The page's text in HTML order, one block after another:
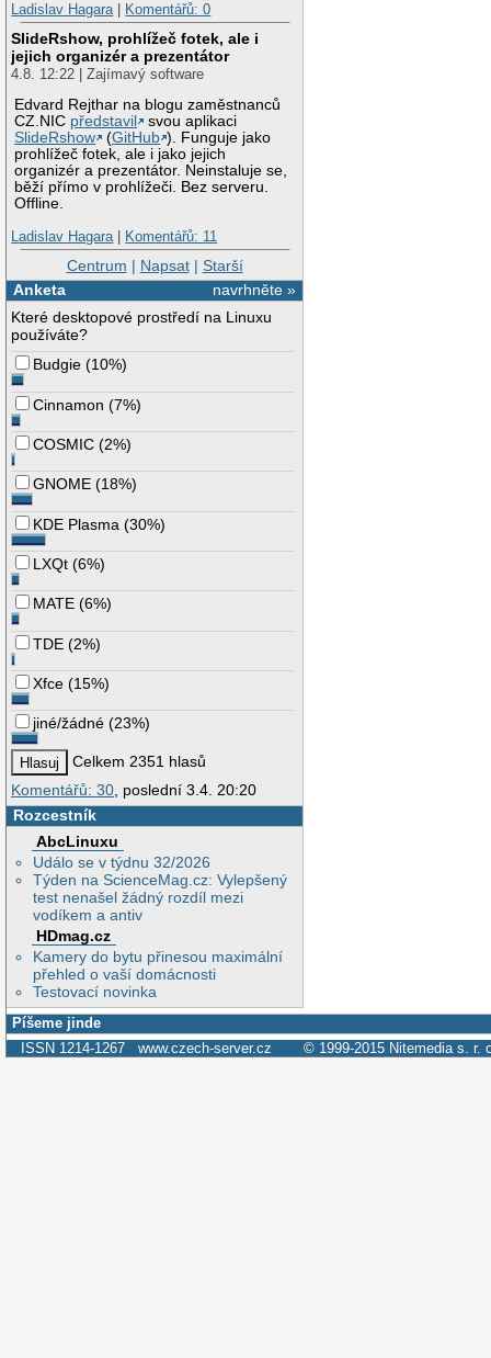
Ladislav Hagara| Komentářů: 0
SlideRshow, prohlížeč fotek, ale i
jejich organizér a prezentátor
4.8. 12:22 | Zajímavý software
Edvard Rejthar na blogu zaměstnanců
CZ.NIC představil
svou aplikaci
SlideRshow
(GitHub ). Funguje jako
prohlížeč fotek, ale i jako jejich
organizér a prezentátor. Neinstaluje se,
běží přímo v prohlížeči. Bez serveru.
Offline.
Ladislav Hagara| Komentářů: 11
Centrum | Napsat| Starší
navrhněte »
Anketa
Které desktopové prostředí na Linuxu
používáte?
Budgie (10%)
Cinnamon (7%)
COSMIC (2%)
GNOME (18%)
KDE Plasma (30%)
LXQt (6%)
MATE (6%)
TDE (2%)
Xfce (15%)
jiné/žádné (23%)
Celkem 2351 hlasů
Komentářů: 30 , poslední 3.4. 20:20
Rozcestník
AbcLinuxu
Událo se v týdnu 32/2026
Týden na ScienceMag.cz: Vylepšený
test nenašel žádný rozdíl mezi
vodíkem a antiv
HDmag.cz
Kamery do bytu přinesou maximální
přehled o vaší domácnosti
Testovací novinka
Píšeme jinde
ISSN 1214-1267 www.czech-server.cz © 1999-2015 Nitemedia s. r.